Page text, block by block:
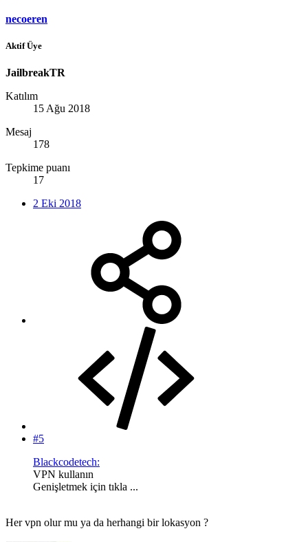
necoeren
Aktif Üye
JailbreakTR
Katılım
15 Ağu 2018
Mesaj
178
Tepkime puanı
17
2 Eki 2018
#5
Blackcodetech:
VPN kullanın
Genişletmek için tıkla ...
Her vpn olur mu ya da herhangi bir lokasyon ?